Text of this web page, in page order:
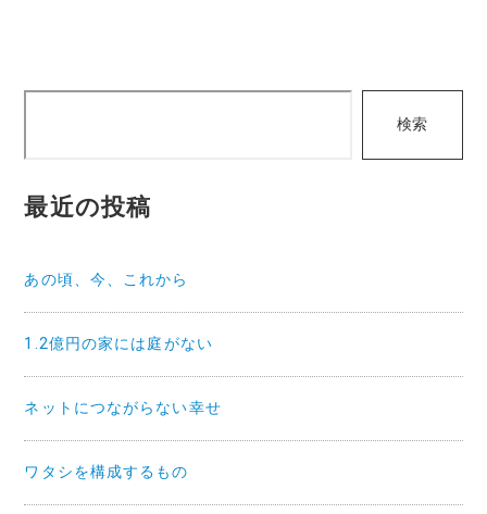
検索
最近の投稿
あの頃、今、これから
1.2億円の家には庭がない
ネットにつながらない幸せ
ワタシを構成するもの